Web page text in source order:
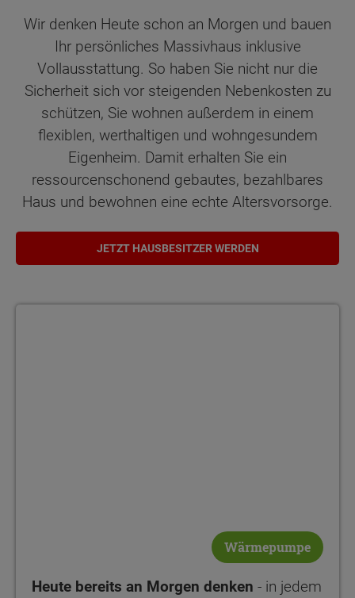
Wir denken Heute schon an Morgen und bauen
Ihr persönliches Massivhaus inklusive
Vollausstattung. So haben Sie nicht nur die
Sicherheit sich vor steigenden Nebenkosten zu
schützen, Sie wohnen außerdem in einem
flexiblen, werthaltigen und wohngesundem
Eigenheim. Damit erhalten Sie ein
ressourcenschonend gebautes, bezahlbares
Haus und bewohnen eine echte Altersvorsorge.
JETZT HAUSBESITZER WERDEN
Wärmepumpe
Heute bereits an Morgen denken - in jedem